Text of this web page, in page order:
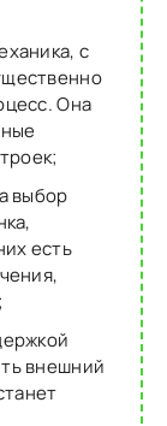
с
Она
выбор
есть
внешний